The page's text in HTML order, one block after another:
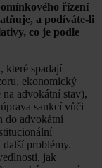
řízení
a podíváte-li
co je podle
které spadají
ekonomický
advokátní stav),
sankcí vůči
do advokátní
problémy.
jak